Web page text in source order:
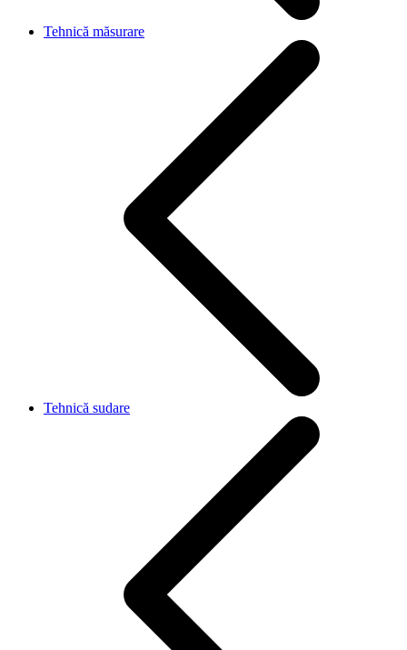
Tehnică măsurare
Tehnică sudare